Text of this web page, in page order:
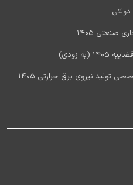
دولتی
صنعتی 1405
زودی)
آخرین اخبار استخدام شرکت مادر تخصصی تولید نیروی برق حرارتی 1405